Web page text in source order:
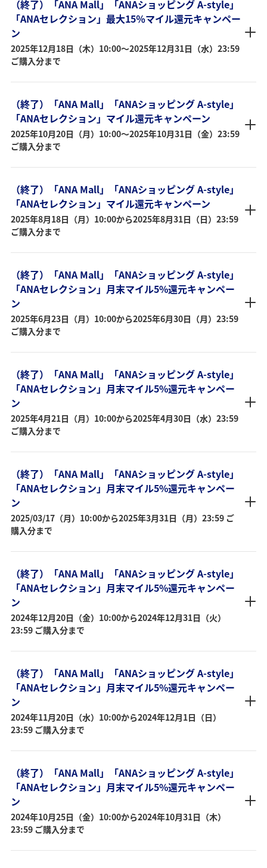
（終了）「ANA Mall」「ANAショッピング A-style」
「ANAセレクション」最大15％マイル還元キャンペー
ン
2025年12月18日（木）10:00～2025年12月31日（水）23:59
ご購入分まで
（終了）「ANA Mall」「ANAショッピング A-style」
「ANAセレクション」マイル還元キャンペーン
2025年10月20日（月）10:00～2025年10月31日（金）23:59
ご購入分まで
（終了）「ANA Mall」「ANAショッピング A-style」
「ANAセレクション」マイル還元キャンペーン
2025年8月18日（月）10:00から2025年8月31日（日）23:59
ご購入分まで
（終了）「ANA Mall」「ANAショッピング A-style」
「ANAセレクション」月末マイル5%還元キャンペー
ン
2025年6月23日（月）10:00から2025年6月30日（月）23:59
ご購入分まで
（終了）「ANA Mall」「ANAショッピング A-style」
「ANAセレクション」月末マイル5%還元キャンペー
ン
2025年4月21日（月）10:00から2025年4月30日（水）23:59
ご購入分まで
（終了）「ANA Mall」「ANAショッピング A-style」
「ANAセレクション」月末マイル5%還元キャンペー
ン
2025/03/17（月）10:00から2025年3月31日（月）23:59 ご
購入分まで
（終了）「ANA Mall」「ANAショッピング A-style」
「ANAセレクション」月末マイル5%還元キャンペー
ン
2024年12月20日（金）10:00から2024年12月31日（火）
23:59 ご購入分まで
（終了）「ANA Mall」「ANAショッピング A-style」
「ANAセレクション」月末マイル5%還元キャンペー
ン
2024年11月20日（水）10:00から2024年12月1日（日）
23:59 ご購入分まで
（終了）「ANA Mall」「ANAショッピング A-style」
「ANAセレクション」月末マイル5%還元キャンペー
ン
2024年10月25日（金）10:00から2024年10月31日（木）
23:59 ご購入分まで